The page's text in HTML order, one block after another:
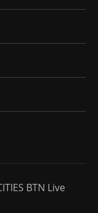
BTN Live